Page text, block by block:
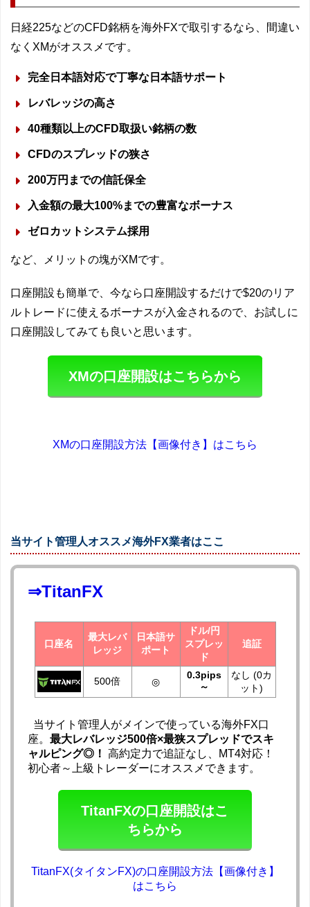
日経225などのCFD銘柄を海外FXで取引するなら、間違い
なくXMがオススメです。
完全日本語対応で丁寧な日本語サポート
レバレッジの高さ
40種類以上のCFD取扱い銘柄の数
CFDのスプレッドの狭さ
200万円までの信託保全
入金額の最大100%までの豊富なボーナス
ゼロカットシステム採用
など、メリットの塊がXMです。
口座開設も簡単で、今なら口座開設するだけで$20のリア
ルトレードに使えるボーナスが入金されるので、お試しに
口座開設してみても良いと思います。
XMの口座開設はこちらから
XMの口座開設方法【画像付き】はこちら
当サイト管理人オススメ海外FX業者はここ
⇒TitanFX
口座名
最大レバ
レッジ
日本語サ
ポート
ドル/円
スプレッ
ド
追証
500倍 ◎
0.3pips
～
なし (0カ
ット)
当サイト管理人がメインで使っている海外FX口
座。 最大レバレッジ500倍×最狭スプレッドでスキ
ャルピング◎！ 高約定力で追証なし、MT4対応！
初心者～上級トレーダーにオススメできます。
TitanFXの口座開設はこ
ちらから
TitanFX(タイタンFX)の口座開設方法【画像付き】
はこちら